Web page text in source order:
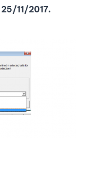
25/11/2017.